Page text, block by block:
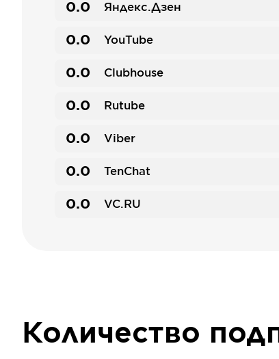
0.0 Яндекс.Дзен
0.0 YouTube
0.0 Clubhouse
0.0 Rutube
0.0 Viber
0.0 TenChat
0.0 VC.RU
Количество